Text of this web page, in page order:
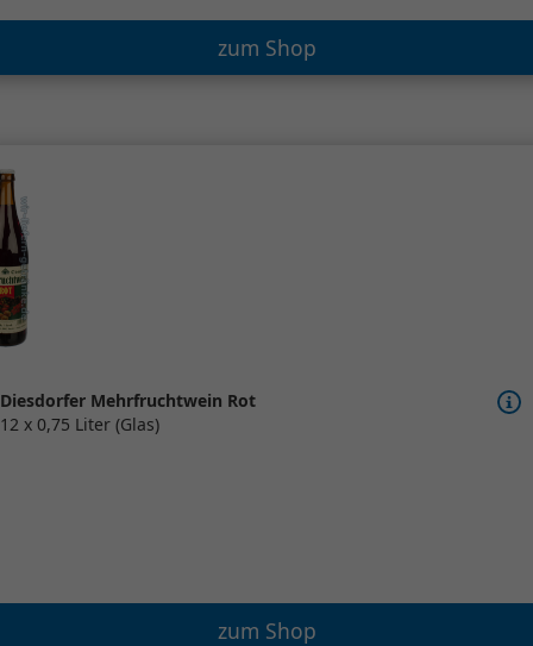
zum Shop
Diesdorfer Mehrfruchtwein Rot
12 x 0,75 Liter (Glas)
zum Shop